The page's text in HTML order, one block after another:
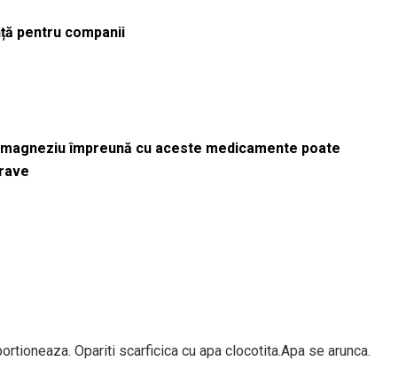
pentru companii
împreună cu aceste medicamente poate
Opariti scarficica cu apa clocotita.Apa se arunca.